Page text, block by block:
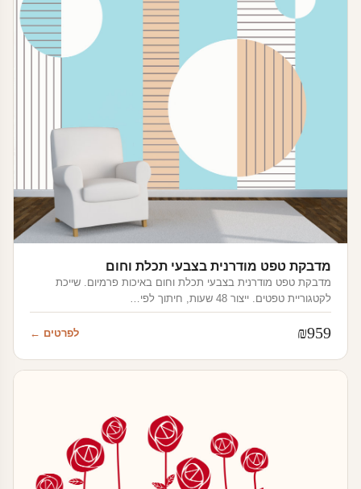
מדבקת טפט מודרנית בצבעי תכלת וחום
מדבקת טפט מודרנית בצבעי תכלת וחום באיכות פרמיום. שייכת
לקטגוריית טפטים. ייצור 48 שעות, חיתוך לפי…
₪959 לפרטים ←